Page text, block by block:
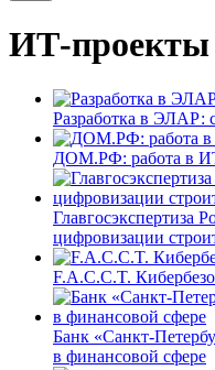
ИТ-проекты
Разработка в ЭЛАР:
ДОМ.РФ: работа в
Главгосэкспертиза
цифровизации
F.A.C.C.T.
Банк «Санкт-
в финансовой сфере